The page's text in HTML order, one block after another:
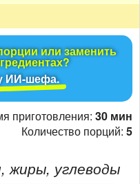
или заменить
ИИ-шефа.
приготовления: 30 мин
Количество порций: 5
жиры, углеводы